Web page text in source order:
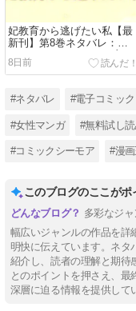
妃教育から逃げたい私【最
新刊】第8巻ネタバレ：レ
ティシアとクラークの恋の
行方は！？
8日前
#ネタバレ #電子コミック
#女性マンガ #無料試し
#コミックシーモア #漫
このブログのここがポ
多彩なジ
幅広いジャンルの作品を詳
明快に伝えています。ネタ
紹介し、読者の理解と期待
とのポイントを押さえ、
深層に迫る情報を提供して